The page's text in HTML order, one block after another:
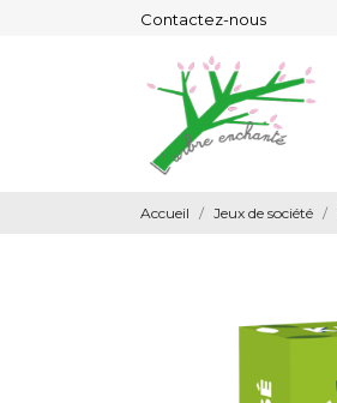
Contactez-nous
Accueil Jeux de société